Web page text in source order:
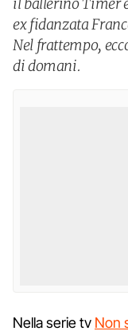
ex fidanzata
Nel frattempo,
di domani.
Nella serie tv Non